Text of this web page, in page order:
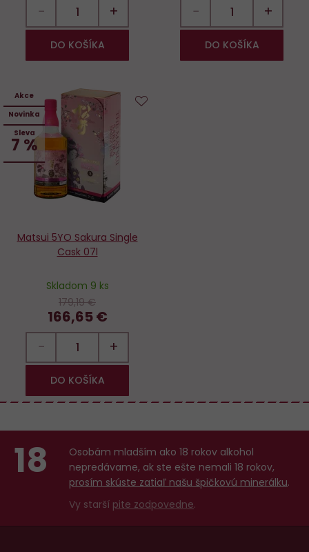
− +
DO KOŠÍKA
− +
DO KOŠÍKA
Akce
Novinka
Sleva
7 %
Matsui 5YO Sakura Single
Cask 07l
Skladom 9 ks
179,19 €
166,65 €
− +
DO KOŠÍKA
18
Osobám mladším ako 18 rokov alkohol
nepredávame, ak ste ešte nemali 18 rokov,
prosím skúste zatiaľ našu špičkovú minerálku.
Vy starší pite zodpovedne.